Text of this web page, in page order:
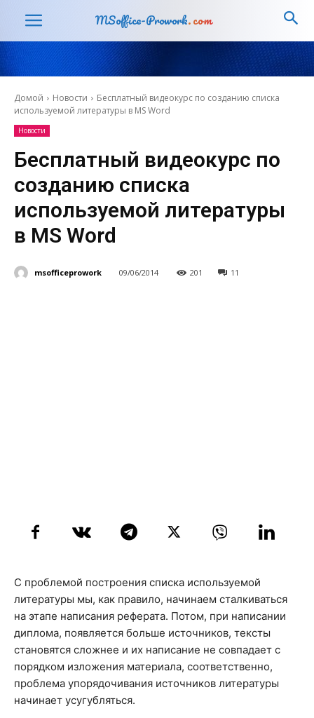
MSoffice-Prowork.com
Домой Новости
Бесплатный видеокурс по созданию списка
используемой литературы в MS Word
Новости
Бесплатный видеокурс по
созданию списка
используемой литературы
в MS Word
msofficeprowork 09/06/2014 201 11
С проблемой построения списка используемой
литературы мы, как правило, начинаем сталкиваться
на этапе написания реферата. Потом, при написании
диплома, появляется больше источников, тексты
становятся сложнее и их написание не совпадает с
порядком изложения материала, соответственно,
проблема упорядочивания источников литературы
начинает усугубляться.